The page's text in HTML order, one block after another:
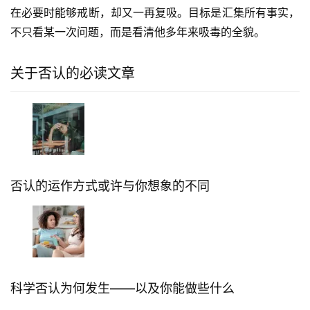
在必要时能够戒断，却又一再复吸。目标是汇集所有事实，
不只看某一次问题，而是看清他多年来吸毒的全貌。
关于否认的必读文章
否认的运作方式或许与你想象的不同
科学否认为何发生——以及你能做些什么